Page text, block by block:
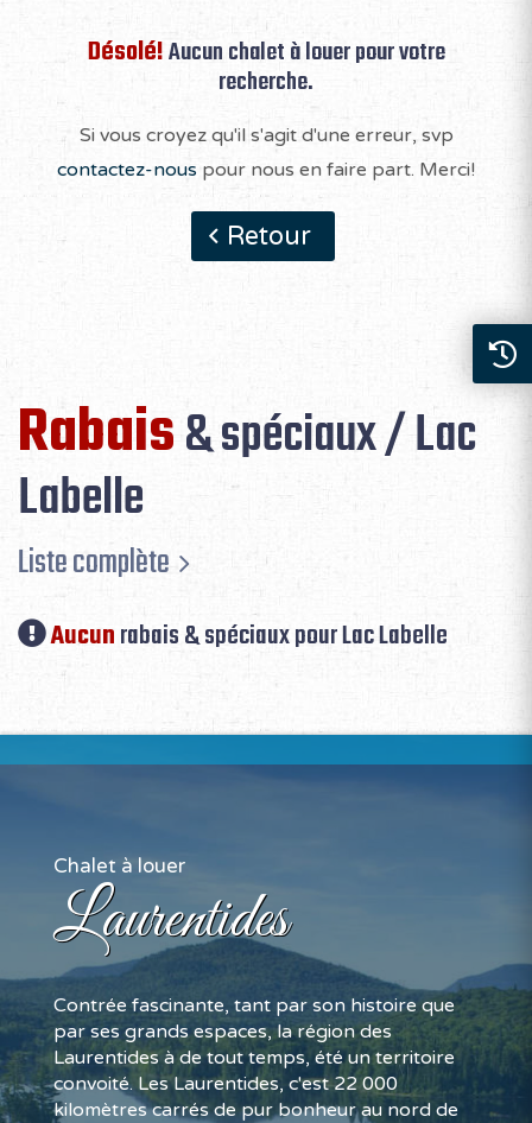
Désolé!Aucun chalet à louer pour votre
recherche.
Si vous croyez qu'il s'agit d'une erreur, svp
contactez-nous pour nous en faire part. Merci!
Retour
Rabais& spéciaux / Lac
Labelle
Liste complète
Aucunrabais & spéciaux pour Lac Labelle
Chalet à louer
Laurentides
Contrée fascinante, tant par son histoire que
par ses grands espaces, la région des
Laurentides à de tout temps, été un territoire
convoité. Les Laurentides, c'est 22 000
kilomètres carrés de pur bonheur au nord de